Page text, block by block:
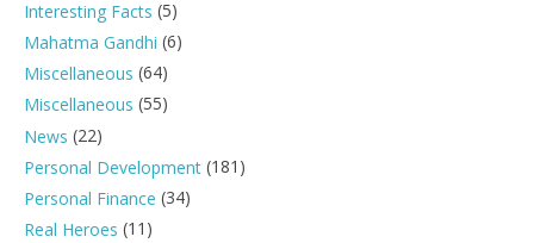
Interesting Facts (5)
Mahatma Gandhi (6)
Miscellaneous (64)
Miscellaneous (55)
News (22)
Personal Development (181)
Personal Finance (34)
Real Heroes (11)